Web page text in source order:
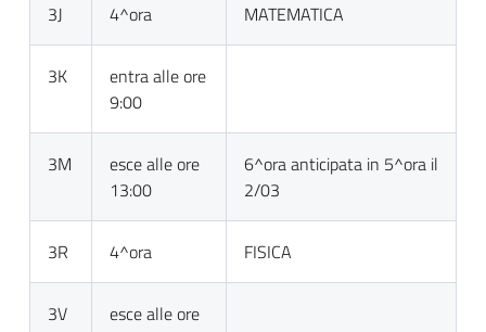
3J 4^ora MATEMATICA
3K
entra alle ore
9:00
3M
esce alle ore
13:00
6^ora anticipata in 5^ora il
2/03
3R 4^ora FISICA
3V
esce alle ore